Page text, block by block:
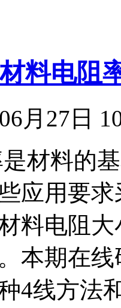
料电阻
06月27
材料的
应用要
料电阻
本期在
4线方法